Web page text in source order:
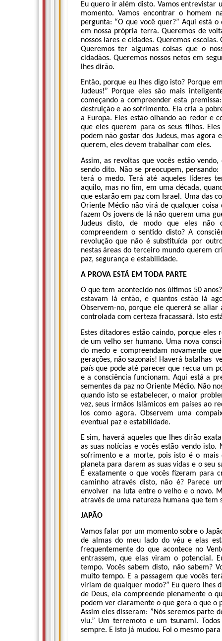
Eu quero ir além disto. Vamos
momento. Vamos encontrar o homem
pergunta: “O que você quer?” Aqui está
em nossa própria terra. Queremos de
nossos lares e cidades. Queremos
Queremos ter algumas coisas que o
cidadãos. Queremos nossos netos em
lhes dirão.
Então, porque eu lhes digo isto? Porque
Judeus!” Porque eles são mais
começando a compreender esta
destruição e ao sofrimento. Ela cria a
a Europa. Eles estão olhando ao redor e
que eles querem para os seus filhos.
podem não gostar dos Judeus, mas
querem, eles devem trabalhar com eles.
Assim, as revoltas que vocês estão
sendo dito. Não se preocupem,
terá o medo. Terá até aqueles líderes
aquilo, mas no fim, em uma década,
que estarão em paz com Israel. Uma das
Oriente Médio não virá de qualquer coisa
fazem Os jovens de lá não querem uma
Judeus disto, de modo que eles não
compreendem o sentido disto? A
revolução que não é substituída por
nestas áreas do terceiro mundo querem
paz, segurança e estabilidade.
A PROVA ESTÁ EM TODA PARTE
O que tem acontecido nos últimos 50
estavam lá então, e quantos estão lá
Observem-no, porque ele quererá se
controlada com certeza fracassará. Isto
Estes ditadores estão caindo, porque
de um velho ser humano. Uma nova
do medo e compreendam novamente
gerações, não sazonais! Haverá batalhas
país que pode até parecer que recua um
e a consciência funcionam. Aqui está a
sementes da paz no Oriente Médio. Não
quando isto se estabelecer, o maior
vez, seus irmãos Islâmicos em países ao
los como agora. Observem uma
eventual paz e estabilidade.
E sim, haverá aqueles que lhes dirão
as suas notícias e vocês estão vendo
sofrimento e a morte, pois isto é o mais
planeta para darem as suas vidas e o
É exatamente o que vocês fizeram para
caminho através disto, não é? Parece
envolver na luta entre o velho e o novo.
através de uma natureza humana que
JAPÃO
Vamos falar por um momento sobre o
de almas do meu lado do véu e elas
frequentemente do que acontece no
entrassem, que elas viram o potencial.
tempo. Vocês sabem disto, não sabem?
muito tempo. E a passagem que vocês
viriam de qualquer modo?” Eu quero lhes
de Deus, ela compreende plenamente o
podem ver claramente o que gera o que o
Assim eles disseram: ”Nós seremos parte
viu.” Um terremoto e um tsunami.
sempre. E isto já mudou. Foi o mesmo